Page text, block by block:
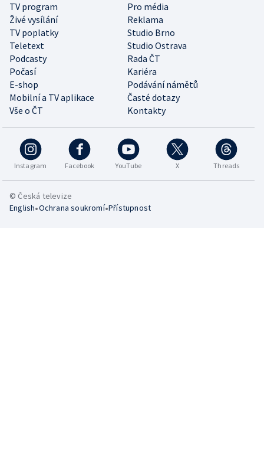
TV program
Pro média
Živé vysílání
Reklama
TV poplatky
Studio Brno
Teletext
Studio Ostrava
Podcasty
Rada ČT
Počasí
Kariéra
E-shop
Podávání námětů
Mobilní a TV aplikace
Časté dotazy
Vše o ČT
Kontakty
Instagram Facebook YouTube X Threads
© Česká televize
English•Ochrana soukromí•Přístupnost